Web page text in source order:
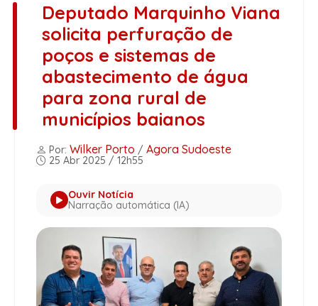
Deputado Marquinho Viana
solicita perfuração de
poços e sistemas de
abastecimento de água
para zona rural de
municípios baianos
Por: Wilker Porto / Agora Sudoeste
25 Abr 2025 / 12h55
Ouvir Notícia
Narração automática (IA)